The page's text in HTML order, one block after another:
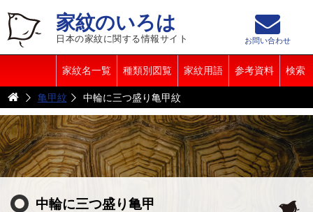
家紋のいろは
日本の家紋に関する情報サイト
家紋名一覧 種類別図覧 家紋用語 参考資料 検索
お問い合わせ
亀甲紋 中輪に三つ盛り亀甲紋
中輪に三つ盛り亀甲